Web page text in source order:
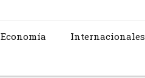
Economía Internacionales